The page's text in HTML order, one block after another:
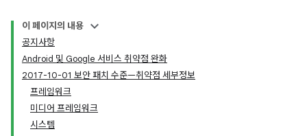
이 페이지의 내용
공지사항
Android 및 Google 서비스 취약점 완화
2017-10-01 보안 패치 수준—취약점 세부정보
프레임워크
미디어 프레임워크
시스템